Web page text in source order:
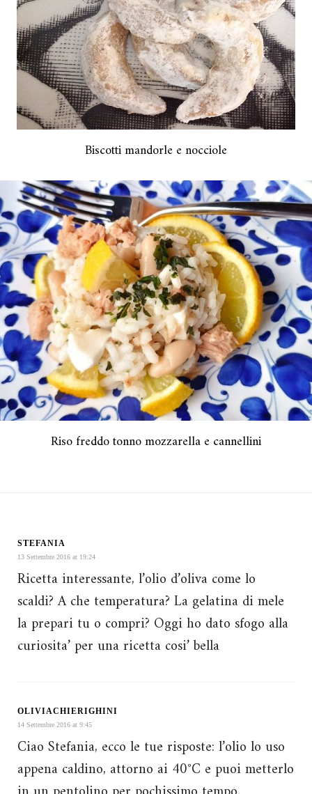
Biscotti mandorle e nocciole
Riso freddo tonno mozzarella e cannellini
STEFANIA
13 Settembre 2016 at 19:24
Ricetta interessante, l’olio d’oliva come lo
scaldi? A che temperatura? La gelatina di mele
la prepari tu o compri? Oggi ho dato sfogo alla
curiosita’ per una ricetta cosi’ bella
OLIVIACHIERIGHINI
14 Settembre 2016 at 9:45
Ciao Stefania, ecco le tue risposte: l’olio lo uso
appena caldino, attorno ai 40°C e puoi metterlo